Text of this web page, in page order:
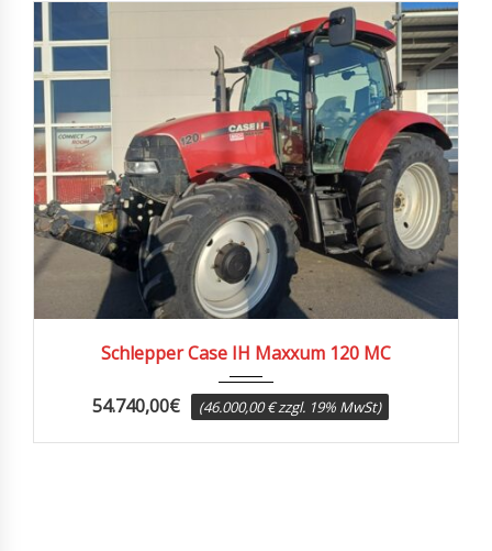
Schlepper Case IH Maxxum 120 MC
54.740,00€ (46.000,00 € zzgl. 19% MwSt)